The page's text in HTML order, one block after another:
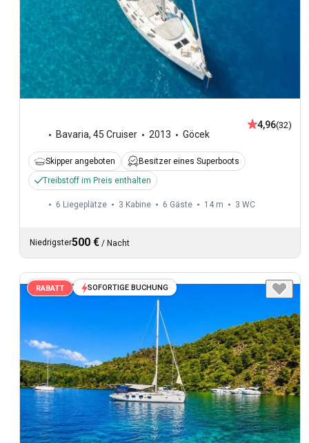
Bavaria, 45 Cruiser 2013 Göcek
4,96(32)
Skipper angeboten
Besitzer eines Superboots
Treibstoff im Preis enthalten
6 Liegeplätze 3 Kabine 6 Gäste 14 m 3 WC
Niedrigster500 € / Nacht
RABATT SOFORTIGE BUCHUNG